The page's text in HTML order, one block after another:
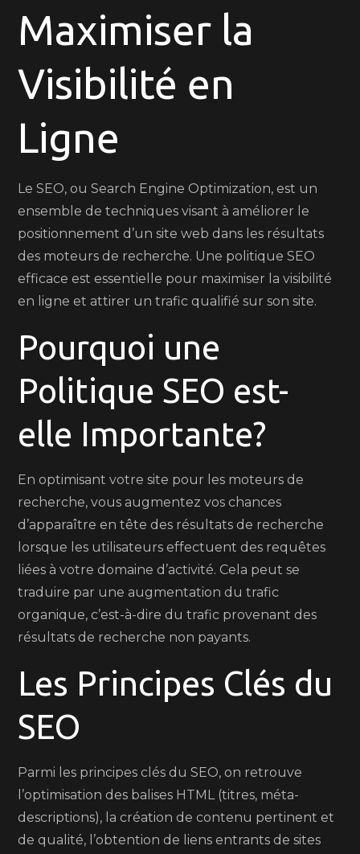
Fondements
d’une
Politique
de
efficace
Maximiser la
Visibilité en
Ligne
Le SEO, ou Search Engine Optimization, est un
ensemble de techniques visant à améliorer le
positionnement d’un site web dans les résultats
des moteurs de recherche. Une politique SEO
efficace est essentielle pour maximiser la visibilité
en ligne et attirer un trafic qualifié sur son site.
Pourquoi une
Politique SEO est-
elle Importante?
En optimisant votre site pour les moteurs de
recherche, vous augmentez vos chances
d’apparaître en tête des résultats de recherche
lorsque les utilisateurs effectuent des requêtes
liées à votre domaine d’activité. Cela peut se
traduire par une augmentation du trafic
organique, c’est-à-dire du trafic provenant des
résultats de recherche non payants.
Les Principes Clés du
SEO
Parmi les principes clés du SEO, on retrouve
l’optimisation des balises HTML (titres, méta-
descriptions), la création de contenu pertinent et
de qualité, l’obtention de liens entrants de sites